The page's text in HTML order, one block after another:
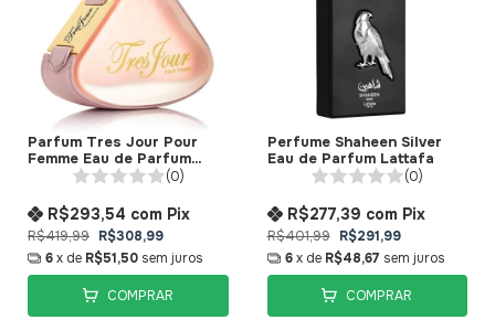
Parfum Tres Jour Pour
Femme Eau de Parfum
(0)
R$419,99 R$308,99
R$293,54 com Pix
6x de R$51,50 sem juros
COMPRAR
Perfume Shaheen Silver
Eau de Parfum Lattafa
(0)
R$401,99 R$291,99
R$277,39 com Pix
6 x de R$48,67 sem juros
COMPRAR